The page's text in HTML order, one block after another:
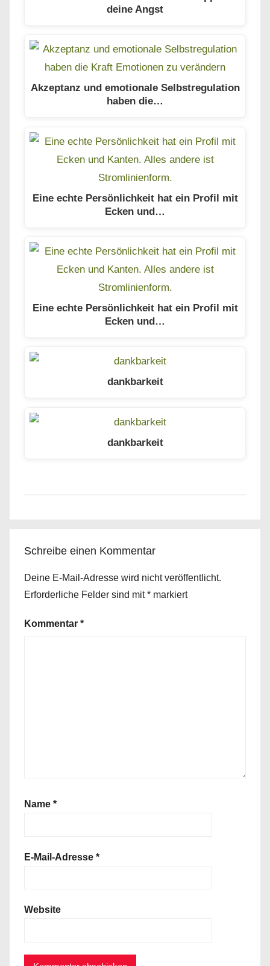
deine Angst
Akzeptanz und emotionale Selbstregulation
haben die…
Eine echte Persönlichkeit hat ein Profil mit
Ecken und…
Eine echte Persönlichkeit hat ein Profil mit
Ecken und…
dankbarkeit
dankbarkeit
Schreibe einen Kommentar
Deine E-Mail-Adresse wird nicht veröffentlicht.
Erforderliche Felder sind mit* markiert
Kommentar *
Name *
E-Mail-Adresse *
Website